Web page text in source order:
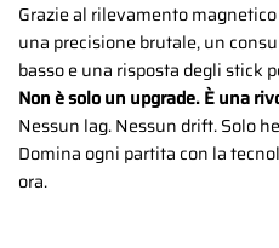
Grazie al rilevamento
una precisione brutale, un
basso e una risposta degli stick
Non è solo un upgrade. È una
Nessun lag. Nessun drift. Solo
Domina ogni partita con la
ora.